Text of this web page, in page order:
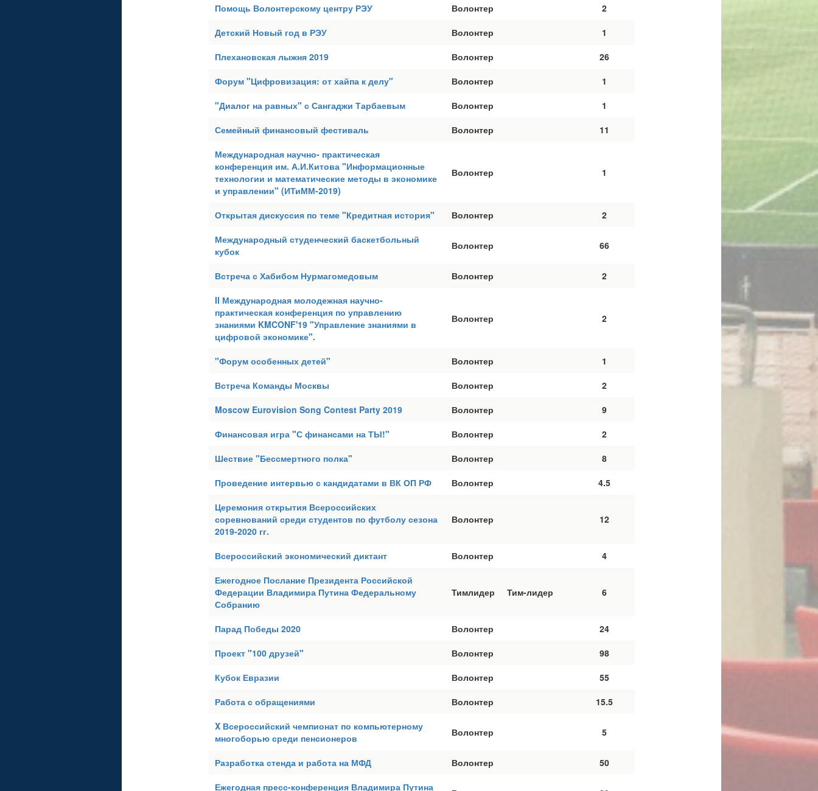
Помощь Волонтерскому центру РЭУ
Волонтер
2
Детский Новый год в РЭУ
Волонтер
1
Плехановская лыжня 2019
Волонтер
26
Форум "Цифровизация: от хайпа к делу"
Волонтер
1
"Диалог на равных" с Сангаджи Тарбаевым
Волонтер
1
Семейный финансовый фестиваль
Волонтер
11
Международная научно- практическая
конференция им. А.И.Китова "Информационные
технологии и математические методы в экономике
и управлении" (ИТиММ-2019)
Волонтер 1
Открытая дискуссия по теме "Кредитная история" Волонтер
2
Международный студенческий баскетбольный
кубок
Волонтер 66
Встреча с Хабибом Нурмагомедовым Волонтер
2
II Международная молодежная научно-
практическая конференция по управлению
знаниями KMCONF'19 "Управление знаниями в
цифровой экономике".
Волонтер 2
"Форум особенных детей" Волонтер
1
Встреча Команды Москвы
Волонтер
2
Moscow Eurovision Song Contest Party 2019
Волонтер
9
Финансовая игра "С финансами на ТЫ!"
Волонтер
2
Шествие "Бессмертного полка"
Волонтер
8
Проведение интервью с кандидатами в ВК ОП РФ
Волонтер
4.5
Церемония открытия Всероссийских
соревнований среди студентов по футболу сезона
2019-2020 гг.
Волонтер 12
Всероссийский экономический диктант Волонтер
4
Ежегодное Послание Президента Российской
Федерации Владимира Путина Федеральному
Собранию
Тимлидер Тим-лидер 6
Парад Победы 2020 Волонтер
24
Проект "100 друзей"
Волонтер
98
Кубок Евразии
Волонтер
55
Работа с обращениями
Волонтер
15.5
X Всероссийский чемпионат по компьютерному
многоборью среди пенсионеров
Волонтер 5
Разработка стенда и работа на МФД Волонтер
50
Ежегодная пресс-конференция Владимира Путина